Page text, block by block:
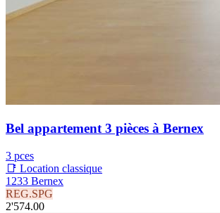
Bel appartement 3 pièces à Bernex
3 pces
📑 Location classique
1233 Bernex
REG.SPG
2'574.00